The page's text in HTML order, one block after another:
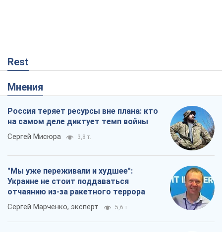
Rest
Мнения
Россия теряет ресурсы вне плана: кто
на самом деле диктует темп войны
Сергей Мисюра 3,8 т.
"Мы уже переживали и худшее":
Украине не стоит поддаваться
отчаянию из-за ракетного террора
Сергей Марченко, эксперт 5,6 т.